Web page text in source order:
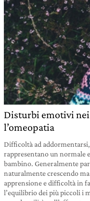
Disturbi emotivi
l’omeopatia
Difficoltà ad
rappresentano un normale
bambino. Generalmente
naturalmente crescendo
apprensione e difficoltà in
l’equilibrio dei più piccoli i